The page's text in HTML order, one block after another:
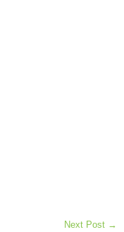
Next Post →